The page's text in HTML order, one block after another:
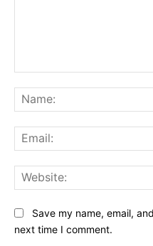
Save my name, email,
next time I comment.